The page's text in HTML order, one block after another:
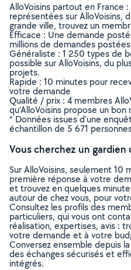
AlloVoisins partout en France
représentées sur AlloVoisins,
grande ville, trouvez un
Efficace : Une demande
millions de demandes
Généraliste : 1 250 types de
possible sur AlloVoisins, du
projets.
Rapide : 10 minutes pour
votre demande
Qualité / prix : 4 membres
qu’AlloVoisins propose un
* Données issues d’une
échantillon de 5 671
Vous cherchez un
Sur AlloVoisins, seulement 10
première réponse à votre
et trouvez en quelques
autour de chez vous, pour
Consultez les profils des
particuliers, qui vous ont
réalisation, expertises, avis :
votre demande et à votre
Conversez ensemble depuis
des échanges sécurisés et
intégrés.